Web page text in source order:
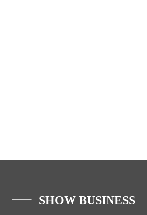
SHOW BUSINESS